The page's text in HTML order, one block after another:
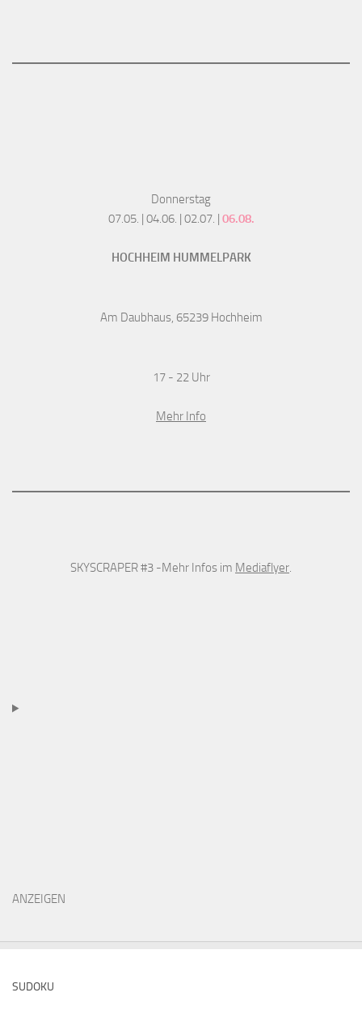
Donnerstag
07.05. | 04.06. | 02.07. | 06.08.
HOCHHEIM HUMMELPARK
Am Daubhaus, 65239 Hochheim
17 - 22 Uhr
Mehr Info
SKYSCRAPER #3 -Mehr Infos im Mediaflyer.
ANZEIGEN
SUDOKU